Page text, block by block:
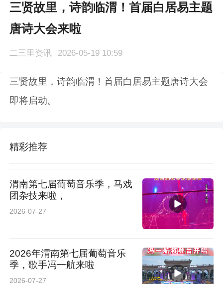
三贤故里，诗韵临渭！首届白居易主题
唐诗大会来啦
二三里资讯 2026-05-19 10:59
三贤故里，诗韵临渭！首届白居易主题唐诗大会
即将启动。
精彩推荐
渭南第七届葡萄音乐季，马戏
团杂技来啦，
2026-07-27
2026年渭南第七届葡萄音乐
季，歌手冯一航来啦
2026-07-27